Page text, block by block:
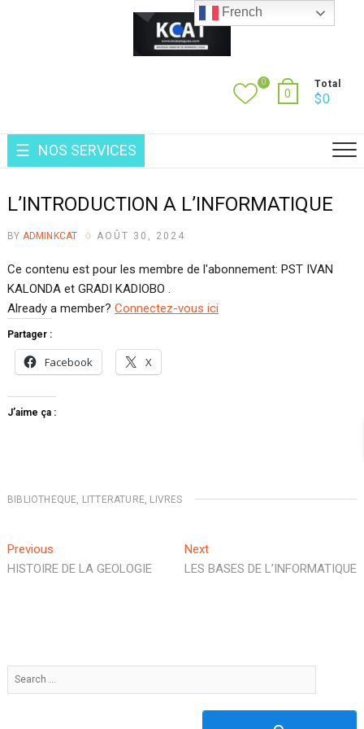
0
0
Total
$0
NOS SERVICES
L’INTRODUCTION A L’INFORMATIQUE
BY ADMINKCAT AOÛT 30, 2024
Ce contenu est pour les membre de l'abonnement: PST IVAN
KALONDA et GRADI KADIOBO .
Already a member? Connectez-vous ici
Partager :
Facebook X
J’aime ça :
BIBLIOTHEQUE, LITTERATURE, LIVRES
Navigation
de
PreviousPrevious
post:
HISTOIRE DE LA GEOLOGIE
NextNext
post:
LES BASES DE L’INFORMATIQUE
Search
…
French